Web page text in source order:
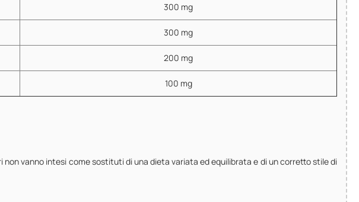
300 mg
300 mg
200 mg
100 mg
vanno intesi come sostituti di una dieta variata ed equilibrata e di un corretto stile di